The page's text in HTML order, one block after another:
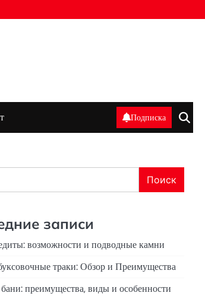
Подписка
Поиск
записи
возможности и подводные камни
траки: Обзор и Преимущества
преимущества, виды и особенности